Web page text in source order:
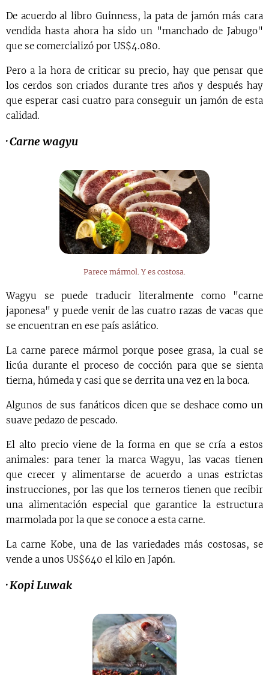
De acuerdo al libro Guinness, la pata de jamón más cara
vendida hasta ahora ha sido un "manchado de Jabugo"
que se comercializó por US$4.080.
Pero a la hora de criticar su precio, hay que pensar que
los cerdos son criados durante tres años y después hay
que esperar casi cuatro para conseguir un jamón de esta
calidad.
·Carne wagyu
Parece mármol. Y es costosa.
Wagyu se puede traducir literalmente como "carne
japonesa" y puede venir de las cuatro razas de vacas que
se encuentran en ese país asiático.
La carne parece mármol porque posee grasa, la cual se
licúa durante el proceso de cocción para que se sienta
tierna, húmeda y casi que se derrita una vez en la boca.
Algunos de sus fanáticos dicen que se deshace como un
suave pedazo de pescado.
El alto precio viene de la forma en que se cría a estos
animales: para tener la marca Wagyu, las vacas tienen
que crecer y alimentarse de acuerdo a unas estrictas
instrucciones, por las que los terneros tienen que recibir
una alimentación especial que garantice la estructura
marmolada por la que se conoce a esta carne.
La carne Kobe, una de las variedades más costosas, se
vende a unos US$640 el kilo en Japón.
·Kopi Luwak